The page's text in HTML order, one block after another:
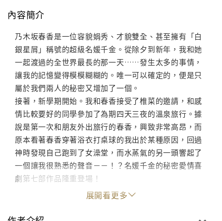
內容簡介
乃木坂春香是一位容貌娟秀、才貌雙全、甚至擁有「白
銀星屑」稱號的超級名媛千金。從除夕到新年，我和她
一起渡過的全世界最長的那一天……發生太多的事情，
讓我的記憶變得模模糊糊的。唯一可以確定的，便是只
屬於我們兩人的秘密又增加了一個。
接著，新學期開始。我和春香接受了椎菜的邀請，和感
情比較要好的同學參加了為期四天三夜的溫泉旅行。據
說是第一次和朋友外出旅行的春香，興致非常高昂，而
原本看著春香穿著浴衣打桌球的我出於某種原因，回過
神時發現自己跑到了女澡堂，而水蒸氣的另一頭響起了
一個讓我很熟悉的聲音－－！？名媛千金的秘密愛情喜
劇第七部作品隆重登場！
展開看更多